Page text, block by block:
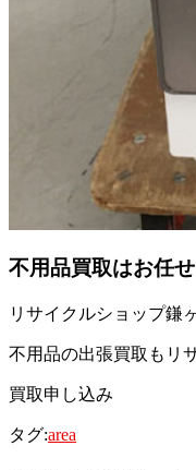
不用品買取はお任せ
リサイクルショップ鎌
不用品の出張買取もリ
買取申し込み
タグ:area